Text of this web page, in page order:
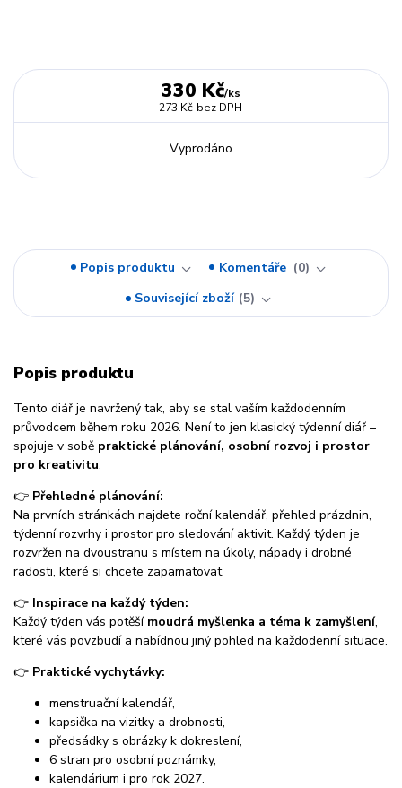
330 Kč/ks
273 Kč bez DPH
Vyprodáno
Popis produktu Komentáře
0
Související zboží 5
Popis produktu
Tento diář je navržený tak, aby se stal vaším každodenním
průvodcem během roku 2026. Není to jen klasický týdenní diář –
spojuje v sobě praktické plánování, osobní rozvoj i prostor
pro kreativitu.
👉 Přehledné plánování:
Na prvních stránkách najdete roční kalendář, přehled prázdnin,
týdenní rozvrhy i prostor pro sledování aktivit. Každý týden je
rozvržen na dvoustranu s místem na úkoly, nápady i drobné
radosti, které si chcete zapamatovat.
👉 Inspirace na každý týden:
Každý týden vás potěší moudrá myšlenka a téma k zamyšlení,
které vás povzbudí a nabídnou jiný pohled na každodenní situace.
👉 Praktické vychytávky:
menstruační kalendář,
kapsička na vizitky a drobnosti,
předsádky s obrázky k dokreslení,
6 stran pro osobní poznámky,
kalendárium i pro rok 2027.